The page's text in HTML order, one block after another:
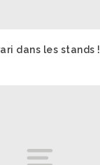
dans les stands !